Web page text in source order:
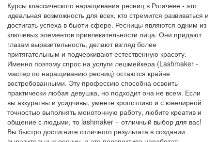
Курсы классического наращивания ресниц в Рогачеве - это
идеальная возможность для всех, кто стремится развиваться и
достигать успеха в бьюти-сфере. Ресницы являются одним из
ключевых элементов привлекательности лица. Они придают
глазам выразительность, делают взгляд более
притягательным и подчеркивают естественную красоту.
Именно поэтому спрос на услуги лешмейкера (Lashmaker -
мастер по наращиванию ресниц) остаются крайне
востребованными. Эту профессию способна освоить
практически любая девушка, но подходит она не всем. Если
вы аккуратны и усидчивы, умеете кропотливо и с ювелирной
точностью выполнять монотонную работу, любите креатив и
общение с людьми, то lashmaker – отличный выбор для вас!
Вы быстро достигните отличного результата в создании